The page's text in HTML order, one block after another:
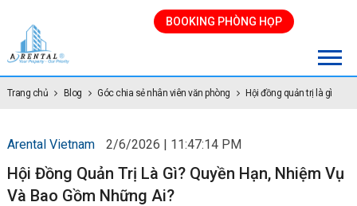
BOOKING PHÒNG HỌP
Trang chủ Blog Góc chia sẻ nhân viên văn phòng Hội đồng quản trị là gì
Arental Vietnam 2/6/2026 | 11:47:14 PM
Hội Đồng Quản Trị Là Gì? Quyền Hạn, Nhiệm Vụ
Và Bao Gồm Những Ai?